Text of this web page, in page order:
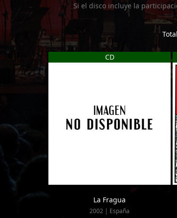
Si el disco incluye la
CD
La Fragua
2002 | España